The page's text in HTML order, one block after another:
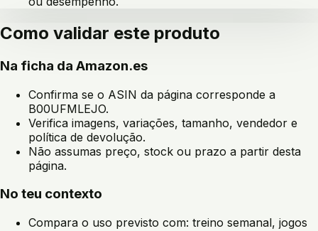
Como validar este produto
Na ficha da Amazon.es
Confirma se o ASIN da página corresponde a
B00UFMLEJO.
Verifica imagens, variações, tamanho, vendedor e
política de devolução.
Não assumas preço, stock ou prazo a partir desta
página.
No teu contexto
Compara o uso previsto com: treino semanal, jogos